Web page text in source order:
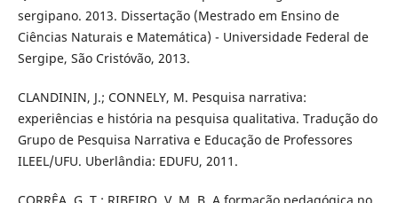
sergipano. 2013. Dissertação (Mestrado em Ensino de
Ciências Naturais e Matemática) - Universidade Federal de
Sergipe, São Cristóvão, 2013.
CLANDININ, J.; CONNELY, M. Pesquisa narrativa:
experiências e história na pesquisa qualitativa. Tradução do
Grupo de Pesquisa Narrativa e Educação de Professores
ILEEL/UFU. Uberlândia: EDUFU, 2011.
CORRÊA, G. T.; RIBEIRO, V. M. B. A formação pedagógica no